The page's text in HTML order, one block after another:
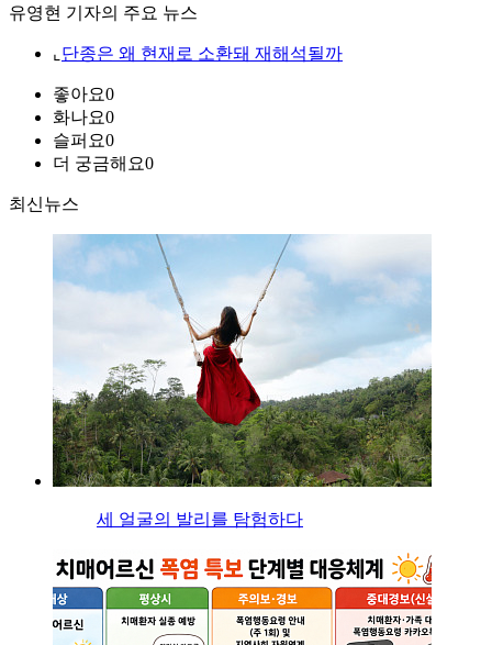
유영현 기자의 주요 뉴스
⌞ 단종은 왜 현재로 소환돼 재해석될까
좋아요0
화나요0
슬퍼요0
더 궁금해요0
최신뉴스
세 얼굴의 발리를 탐험하다